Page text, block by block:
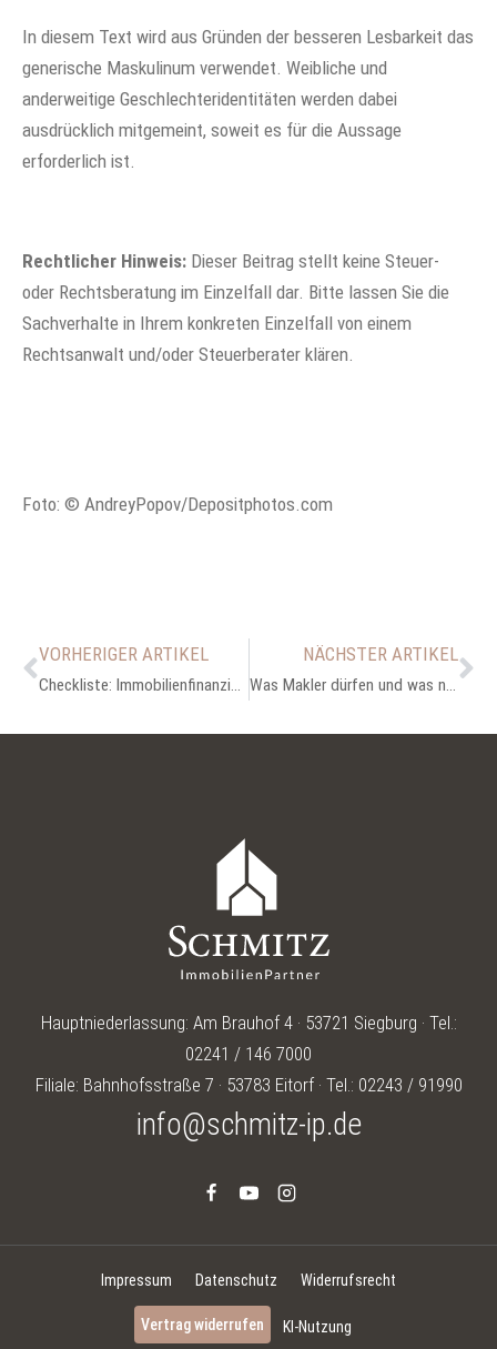
In diesem Text wird aus Gründen der besseren Lesbarkeit das
generische Maskulinum verwendet. Weibliche und
anderweitige Geschlechteridentitäten werden dabei
ausdrücklich mitgemeint, soweit es für die Aussage
erforderlich ist.
Rechtlicher Hinweis: Dieser Beitrag stellt keine Steuer-
oder Rechtsberatung im Einzelfall dar. Bitte lassen Sie die
Sachverhalte in Ihrem konkreten Einzelfall von einem
Rechtsanwalt und/oder Steuerberater klären.
Foto: © AndreyPopov/Depositphotos.com
VORHERIGER ARTIKEL
Checkliste: Immobilienfinanzierung
NÄCHSTER ARTIKEL
Was Makler dürfen und was nicht
Hauptniederlassung: Am Brauhof 4 · 53721 Siegburg · Tel.:
02241 / 146 7000
Filiale: Bahnhofsstraße 7 · 53783 Eitorf · Tel.: 02243 / 91990
info@schmitz-ip.de
Impressum Datenschutz Widerrufsrecht
Vertrag widerrufen KI-Nutzung